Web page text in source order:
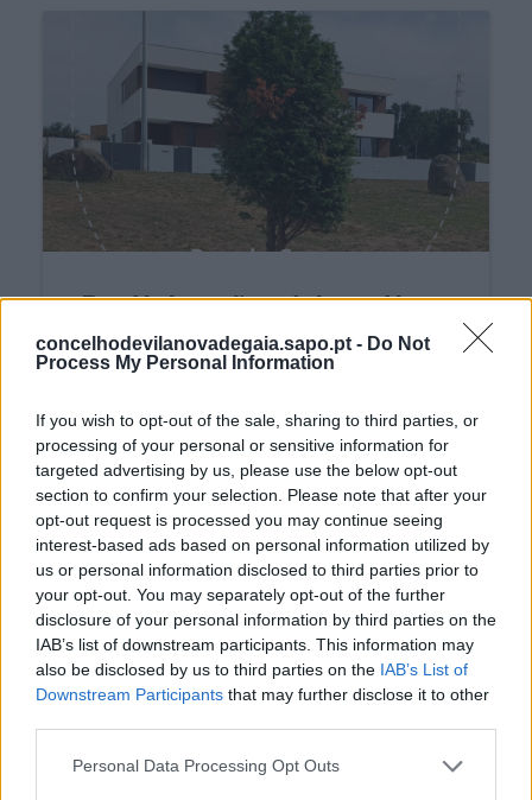
concelhodevilanovadegaia.sapo.pt - Do Not
Process My Personal Information
If you wish to opt-out of the sale, sharing to third parties, or
processing of your personal or sensitive information for
targeted advertising by us, please use the below opt-out
section to confirm your selection. Please note that after your
opt-out request is processed you may continue seeing
interest-based ads based on personal information utilized by
us or personal information disclosed to third parties prior to
your opt-out. You may separately opt-out of the further
disclosure of your personal information by third parties on the
IAB’s list of downstream participants. This information may
also be disclosed by us to third parties on the IAB’s List of
Downstream Participants that may further disclose it to other
Personal Data Processing Opt Outs
Participação cívica ativa
dos madalenenses
mantêm a sua porta
limpa
14/08/2025